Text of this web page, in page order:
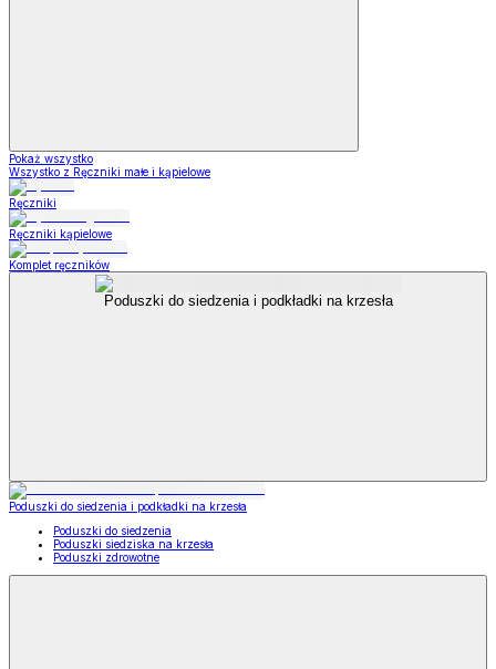
Pokaż wszystko
Wszystko z Ręczniki małe i kąpielowe
Ręczniki
Ręczniki kąpielowe
Komplet ręczników
Poduszki do siedzenia i podkładki na krzesła
Poduszki do siedzenia i podkładki na krzesła
Poduszki do siedzenia
Poduszki siedziska na krzesła
Poduszki zdrowotne